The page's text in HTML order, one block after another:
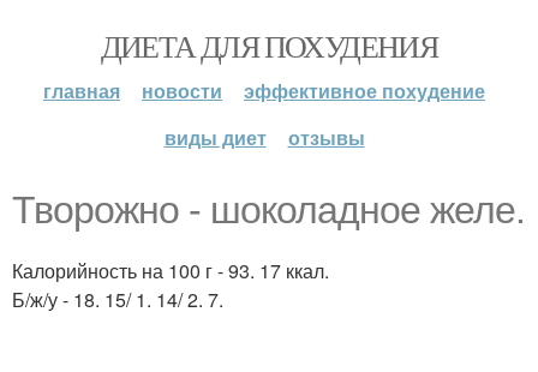
ДИЕТА ДЛЯ ПОХУДЕНИЯ
главная новости
эффективное похудение
виды диет
отзывы
Творожно - шоколадное желе.
Калорийность на 100 г - 93. 17 ккал.
Б/ж/у - 18. 15/ 1. 14/ 2. 7.